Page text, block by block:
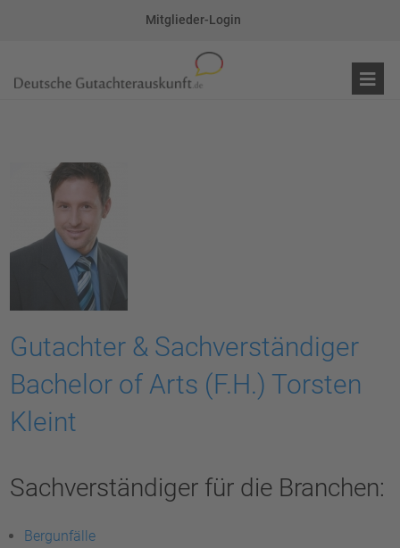
Mitglieder-Login
Gutachter & Sachverständiger
Bachelor of Arts (F.H.) Torsten
Kleint
Sachverständiger für die Branchen:
Bergunfälle